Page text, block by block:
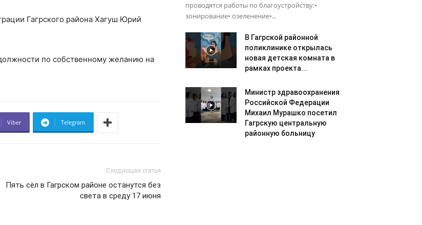
Гагрского района Хагуш Юрий
по собственному желанию на
Viber Telegram
Следующая статья
Пять сёл в Гагрском районе останутся без
света в среду 17 июня
проводятся работы по благоустройству:•
зонирование• озеленение•...
В Гагрской районной
поликлинике открылась
новая детская комната в
рамках проекта...
Министр здравоохранения
Российской Федерации
Михаил Мурашко посетил
Гагрскую центральную
районную больницу